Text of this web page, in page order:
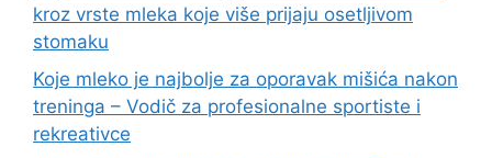
kroz vrste mleka koje više prijaju osetljivom
stomaku
Koje mleko je najbolje za oporavak mišića nakon
treninga – Vodič za profesionalne sportiste i
rekreativce